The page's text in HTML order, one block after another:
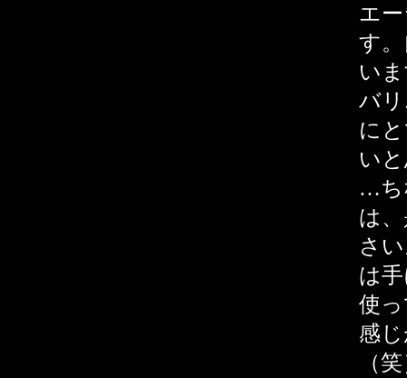
エ
す
い
バ
に
い
…ち
は
さ
は
使
感
（